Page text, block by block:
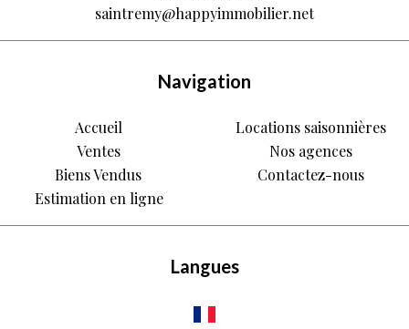
saintremy@happyimmobilier.net
Navigation
Accueil
Ventes
Biens Vendus
Estimation en ligne
Locations saisonnières
Nos agences
Contactez-nous
Langues